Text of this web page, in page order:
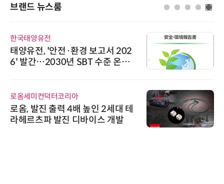
브랜드 뉴스룸
한국태양유전
태양유전, '안전·환경 보고서 202
6' 발간…2030년 SBT 수준 온실
로옴세미컨덕터코리아
로옴, 발진 출력 4배 높인 2세대 테
라헤르츠파 발진 디바이스 개발